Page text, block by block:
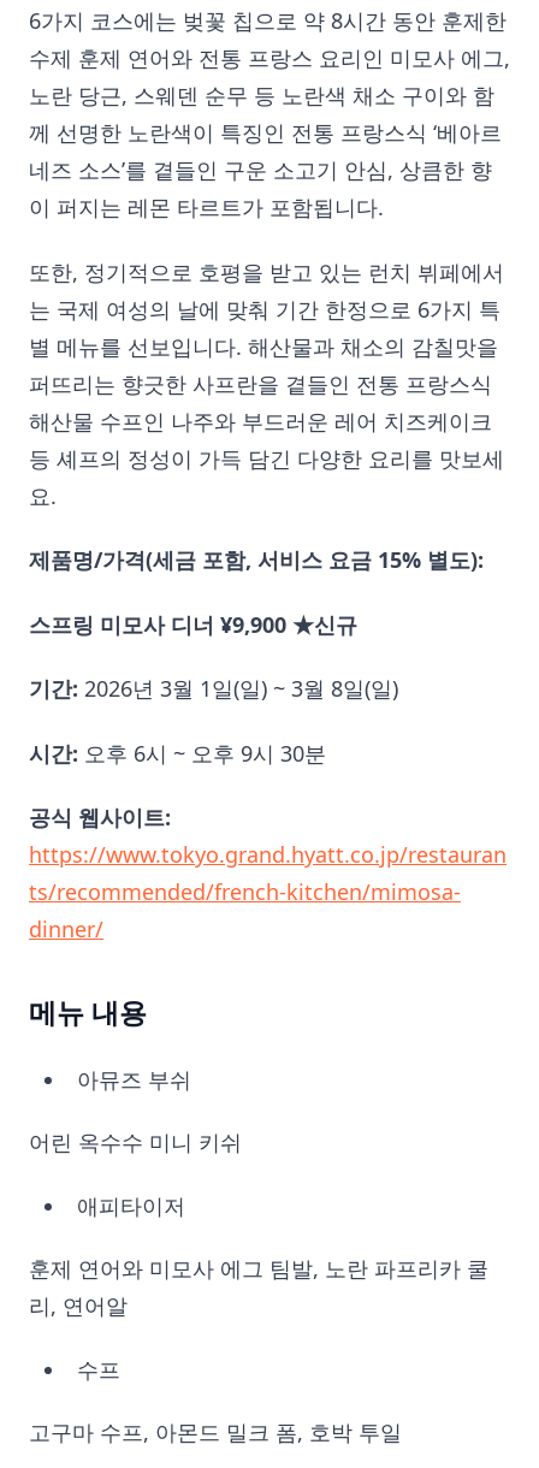
6가지 코스에는 벚꽃 칩으로 약 8시간 동안 훈제한
수제 훈제 연어와 전통 프랑스 요리인 미모사 에그,
노란 당근, 스웨덴 순무 등 노란색 채소 구이와 함
께 선명한 노란색이 특징인 전통 프랑스식 ‘베아르
네즈 소스’를 곁들인 구운 소고기 안심, 상큼한 향
이 퍼지는 레몬 타르트가 포함됩니다.
또한, 정기적으로 호평을 받고 있는 런치 뷔페에서
는 국제 여성의 날에 맞춰 기간 한정으로 6가지 특
별 메뉴를 선보입니다. 해산물과 채소의 감칠맛을
퍼뜨리는 향긋한 사프란을 곁들인 전통 프랑스식
해산물 수프인 나주와 부드러운 레어 치즈케이크
등 셰프의 정성이 가득 담긴 다양한 요리를 맛보세
요.
제품명/가격(세금 포함, 서비스 요금 15% 별도):
스프링 미모사 디너 ¥9,900 ★신규
기간: 2026년 3월 1일(일) ~ 3월 8일(일)
시간: 오후 6시 ~ 오후 9시 30분
공식 웹사이트:
https://www.tokyo.grand.hyatt.co.jp/restauran
ts/recommended/french-kitchen/mimosa-
dinner/
메뉴 내용
아뮤즈 부쉬
어린 옥수수 미니 키쉬
애피타이저
훈제 연어와 미모사 에그 팀발, 노란 파프리카 쿨
리, 연어알
수프
고구마 수프, 아몬드 밀크 폼, 호박 투일